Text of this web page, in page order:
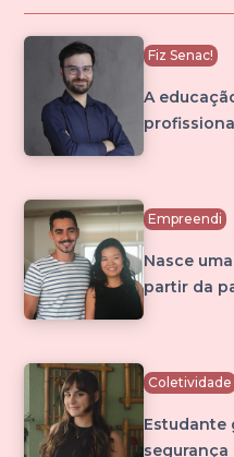
Fiz Senac!
A
Empreendi
Nasce
partir da
Coletividade
Estudante
segurança